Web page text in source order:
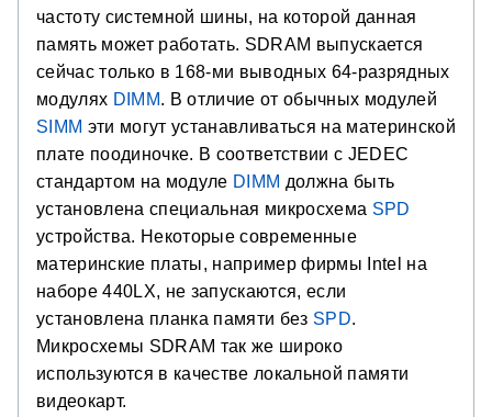
частоту системной шины, на которой данная
память может работать. SDRAM выпускается
сейчас только в 168-ми выводных 64-разрядных
модулях DIMM. В отличие от обычных модулей
SIMM эти могут устанавливаться на материнской
плате поодиночке. В соответствии с JEDEC
стандартом на модуле DIMM должна быть
установлена специальная микросхема SPD
устройства. Некоторые современные
материнские платы, например фирмы Intel на
наборе 440LX, не запускаются, если
установлена планка памяти без SPD.
Микросхемы SDRAM так же широко
используются в качестве локальной памяти
видеокарт.